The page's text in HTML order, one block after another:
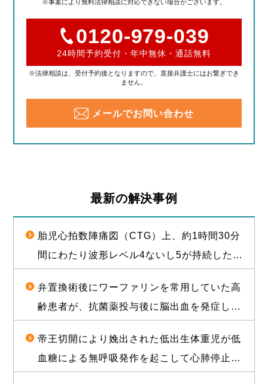
※事案により無料法律相談に対応できない場合がございます。
0120-979-039
24時間予約受付・年中無休・通話無料
※法律相談は、受付予約後となりますので、直接弁護士にはお繋ぎでき
ません。
メールでお問い合わせ
最新の解決事例
胎児心拍数陣痛図（CTG）上、約1時間30分
間にわたり波形レベル4ないし5が持続した後
について、1億2000万円（産科医療補償制度
補償金既払金を含む）で訴訟上の和解が成立
した事例
弁置換術後にワーファリンを常用していた高
齢患者が、抗菌薬投与後に脳出血を発症し常
成立し、役務提供分を含め約1億2000万円相
当の経済的利益を確保した事例
帝王切開により娩出された低出生体重児が低
血糖による無呼吸発作を起こして心肺停止に